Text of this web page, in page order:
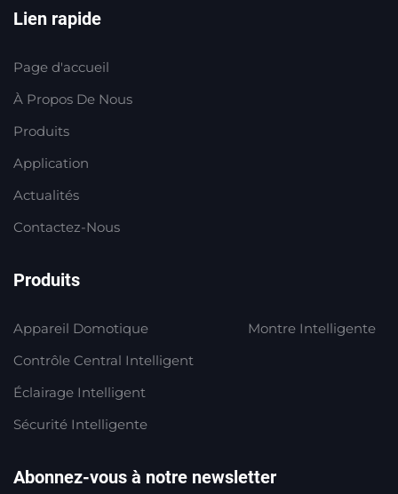
Lien rapide
Page d'accueil
À Propos De Nous
Produits
Application
Actualités
Contactez-Nous
Produits
Appareil Domotique
Contrôle Central Intelligent
Éclairage Intelligent
Sécurité Intelligente
Montre Intelligente
Abonnez-vous à notre newsletter